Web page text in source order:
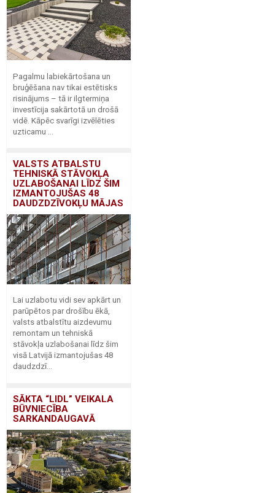
Pagalmu labiekārtošana un
bruģēšana nav tikai estētisks
risinājums – tā ir ilgtermiņa
investīcija sakārtotā un drošā
vidē. Kāpēc svarīgi izvēlēties
uzticamu ...
VALSTS ATBALSTU
TEHNISKĀ STĀVOKĻA
UZLABOŠANAI LĪDZ ŠIM
IZMANTOJUŠAS 48
DAUDZDZĪVOKĻU MĀJAS
Lai uzlabotu vidi sev apkārt un
parūpētos par drošību ēkā,
valsts atbalstītu aizdevumu
remontam un tehniskā
stāvokļa uzlabošanai līdz šim
visā Latvijā izmantojušas 48
daudzdzī...
SĀKTA “LIDL” VEIKALA
BŪVNIECĪBA
SARKANDAUGAVĀ